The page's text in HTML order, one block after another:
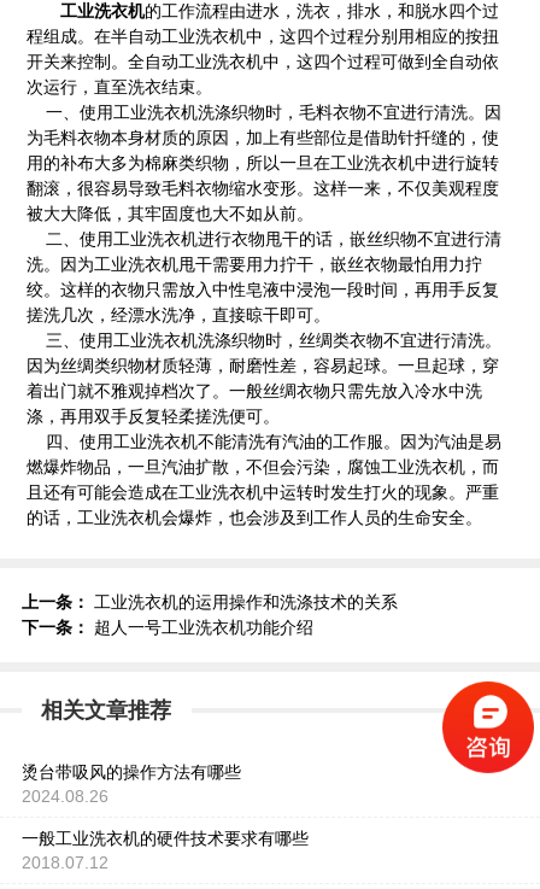
工业洗衣机的工作流程由进水，洗衣，排水，和脱水四个过
程组成。在半自动工业洗衣机中，这四个过程分别用相应的按扭
开关来控制。全自动工业洗衣机中，这四个过程可做到全自动依
次运行，直至洗衣结束。
一、使用工业洗衣机洗涤织物时，毛料衣物不宜进行清洗。因
为毛料衣物本身材质的原因，加上有些部位是借助针扦缝的，使
用的补布大多为棉麻类织物，所以一旦在工业洗衣机中进行旋转
翻滚，很容易导致毛料衣物缩水变形。这样一来，不仅美观程度
被大大降低，其牢固度也大不如从前。
二、使用工业洗衣机进行衣物甩干的话，嵌丝织物不宜进行清
洗。因为工业洗衣机甩干需要用力拧干，嵌丝衣物最怕用力拧
绞。这样的衣物只需放入中性皂液中浸泡一段时间，再用手反复
搓洗几次，经漂水洗净，直接晾干即可。
三、使用工业洗衣机洗涤织物时，丝绸类衣物不宜进行清洗。
因为丝绸类织物材质轻薄，耐磨性差，容易起球。一旦起球，穿
着出门就不雅观掉档次了。一般丝绸衣物只需先放入冷水中洗
涤，再用双手反复轻柔搓洗便可。
四、使用工业洗衣机不能清洗有汽油的工作服。因为汽油是易
燃爆炸物品，一旦汽油扩散，不但会污染，腐蚀工业洗衣机，而
且还有可能会造成在工业洗衣机中运转时发生打火的现象。严重
的话，工业洗衣机会爆炸，也会涉及到工作人员的生命安全。
上一条：
工业洗衣机的运用操作和洗涤技术的关系
下一条：
超人一号工业洗衣机功能介绍
相关文章推荐
烫台带吸风的操作方法有哪些
2024.08.26
一般工业洗衣机的硬件技术要求有哪些
2018.07.12